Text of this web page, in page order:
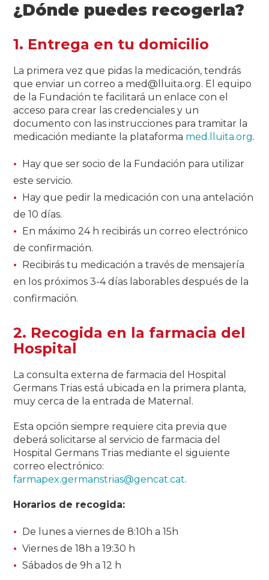
¿Dónde puedes recogerla?
1. Entrega en tu domicilio
La primera vez que pidas la medicación, tendrás
que enviar un correo a med@lluita.org. El equipo
de la Fundación te facilitará un enlace con el
acceso para crear las credenciales y un
documento con las instrucciones para tramitar la
medicación mediante la plataforma med.lluita.org.
Hay que ser socio de la Fundación para utilizar
este servicio.
Hay que pedir la medicación con una antelación
de 10 días.
En máximo 24 h recibirás un correo electrónico
de confirmación.
Recibirás tu medicación a través de mensajería
en los próximos 3-4 días laborables después de la
confirmación.
2. Recogida en la farmacia del
Hospital
La consulta externa de farmacia del Hospital
Germans Trias está ubicada en la primera planta,
muy cerca de la entrada de Maternal.
Esta opción siempre requiere cita previa que
deberá solicitarse al servicio de farmacia del
Hospital Germans Trias mediante el siguiente
correo electrónico:
farmapex.germanstrias@gencat.cat.
Horarios de recogida:
De lunes a viernes de 8:10h a 15h
Viernes de 18h a 19:30 h
Sábados de 9h a 12 h